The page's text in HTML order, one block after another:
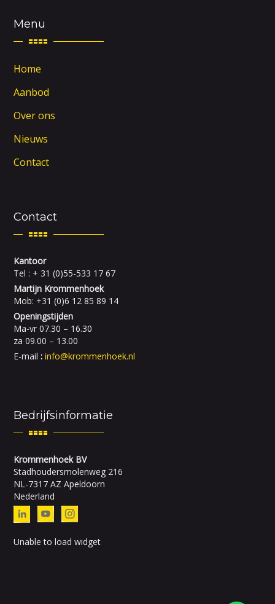
Menu
Home
Aanbod
Over ons
Nieuws
Contact
Contact
Kantoor
Tel : + 31 (0)55-533 17 67
Martijn Krommenhoek
Mob: +31 (0)6 12 85 89 14
Openingstijden
Ma-vr 07.30 – 16.30
za 09.00 – 13.00
E-mail :info@krommenhoek.nl
Bedrijfsinformatie
Krommenhoek BV
Stadhoudersmolenweg 216
NL-7317 AZ Apeldoorn
Nederland
Unable to load widget